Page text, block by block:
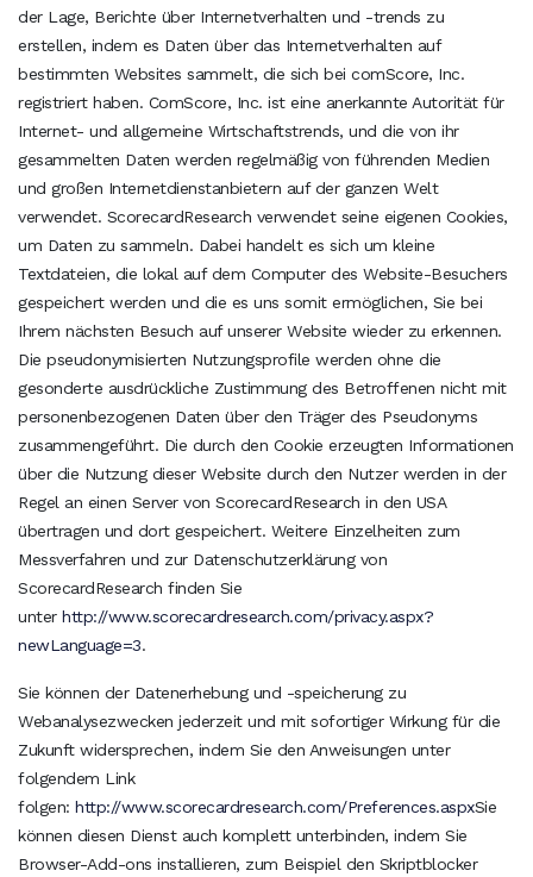
der Lage, Berichte über Internetverhalten und -trends zu
erstellen, indem es Daten über das Internetverhalten auf
bestimmten Websites sammelt, die sich bei comScore, Inc.
registriert haben. ComScore, Inc. ist eine anerkannte Autorität für
Internet- und allgemeine Wirtschaftstrends, und die von ihr
gesammelten Daten werden regelmäßig von führenden Medien
und großen Internetdienstanbietern auf der ganzen Welt
verwendet. ScorecardResearch verwendet seine eigenen Cookies,
um Daten zu sammeln. Dabei handelt es sich um kleine
Textdateien, die lokal auf dem Computer des Website-Besuchers
gespeichert werden und die es uns somit ermöglichen, Sie bei
Ihrem nächsten Besuch auf unserer Website wieder zu erkennen.
Die pseudonymisierten Nutzungsprofile werden ohne die
gesonderte ausdrückliche Zustimmung des Betroffenen nicht mit
personenbezogenen Daten über den Träger des Pseudonyms
zusammengeführt. Die durch den Cookie erzeugten Informationen
über die Nutzung dieser Website durch den Nutzer werden in der
Regel an einen Server von ScorecardResearch in den USA
übertragen und dort gespeichert. Weitere Einzelheiten zum
Messverfahren und zur Datenschutzerklärung von
ScorecardResearch finden Sie
unter http://www.scorecardresearch.com/privacy.aspx?
newLanguage=3.
Sie können der Datenerhebung und -speicherung zu
Webanalysezwecken jederzeit und mit sofortiger Wirkung für die
Zukunft widersprechen, indem Sie den Anweisungen unter
folgendem Link
folgen: http://www.scorecardresearch.com/Preferences.aspxSie
können diesen Dienst auch komplett unterbinden, indem Sie
Browser-Add-ons installieren, zum Beispiel den Skriptblocker